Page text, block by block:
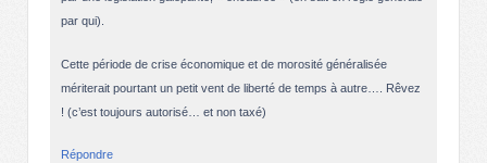
par qui).
Cette période de crise économique et de morosité généralisée
mériterait pourtant un petit vent de liberté de temps à autre…. Rêvez
! (c’est toujours autorisé… et non taxé)
Répondre